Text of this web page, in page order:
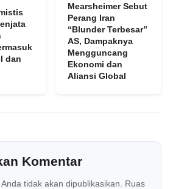
dan
Mearsheimer Sebut
Perang Iran
“Blunder Terbesar”
AS, Dampaknya
Mengguncang
Ekonomi dan
Aliansi Global
Komentar
tidak akan dipublikasikan.
Ruas